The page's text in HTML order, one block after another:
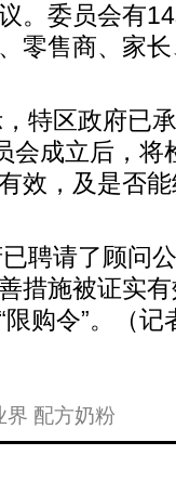
。委员会有
零售商、家
特区政府已
会成立后，
效，及是否
聘请了顾问
措施被证实
购令”。（记
界 配方奶粉